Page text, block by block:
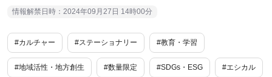
情報解禁日時：2024年09月27日 14時00分
#カルチャー #ステーショナリー #教育・学習
#地域活性・地方創生 #数量限定 #SDGs・ESG #エシカル